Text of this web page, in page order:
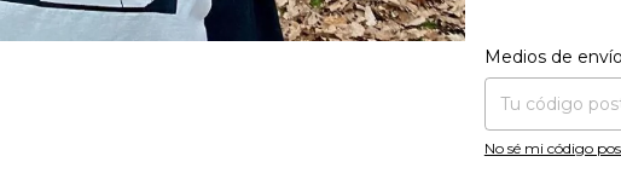
Entregas para el
Medios de
No sé mi código